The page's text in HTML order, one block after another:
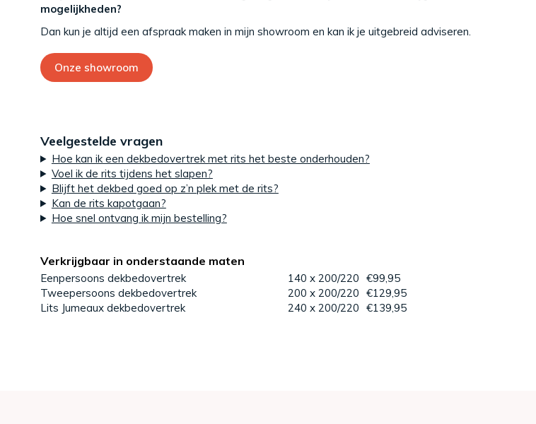
mogelijkheden?
Dan kun je altijd een afspraak maken in mijn showroom en kan ik je uitgebreid adviseren.
Onze showroom
Veelgestelde vragen
Hoe kan ik een dekbedovertrek met rits het beste onderhouden?
Voel ik de rits tijdens het slapen?
Blijft het dekbed goed op z’n plek met de rits?
Kan de rits kapotgaan?
Hoe snel ontvang ik mijn bestelling?
Verkrijgbaar in onderstaande maten
Eenpersoons dekbedovertrek 140 x 200/220 €99,95
Tweepersoons dekbedovertrek
200 x 200/220 €129,95
Lits Jumeaux dekbedovertrek
240 x 200/220 €139,95